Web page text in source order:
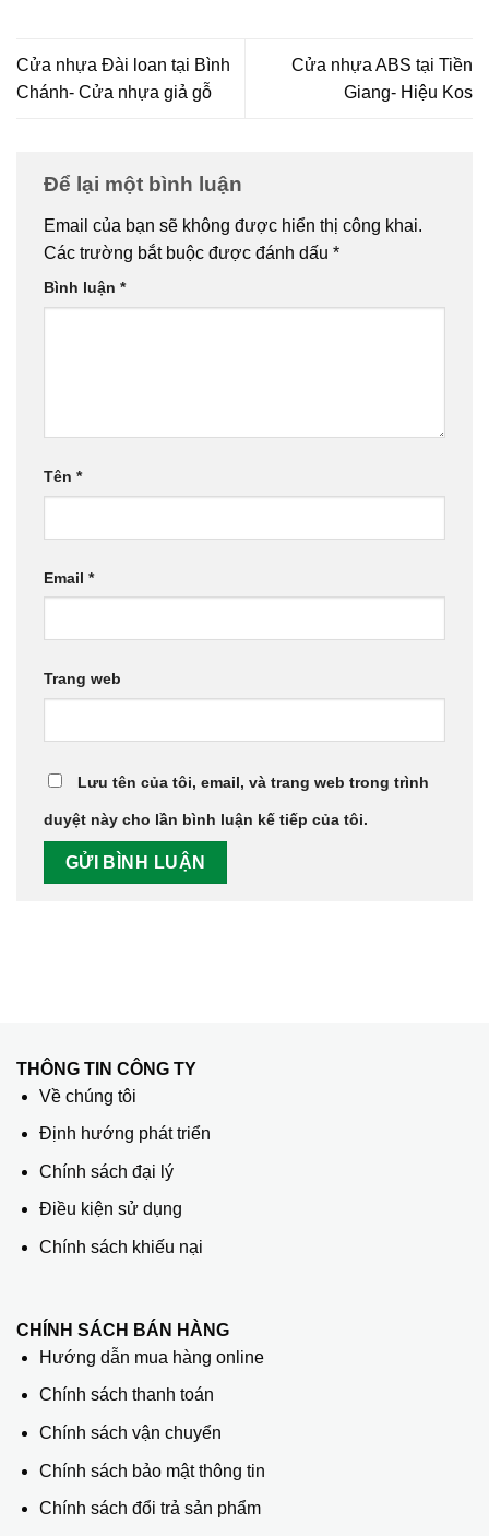
Cửa nhựa Đài loan tại Bình
Chánh- Cửa nhựa giả gỗ
Cửa nhựa ABS tại Tiền
Giang- Hiệu Kos
Để lại một bình luận
Email của bạn sẽ không được hiển thị công khai.
Các trường bắt buộc được đánh dấu *
Bình luận *
Tên *
Email *
Trang web
Lưu tên của tôi, email, và trang web trong trình
duyệt này cho lần bình luận kế tiếp của tôi.
THÔNG TIN CÔNG TY
Về chúng tôi
Định hướng phát triển
Chính sách đại lý
Điều kiện sử dụng
Chính sách khiếu nại
CHÍNH SÁCH BÁN HÀNG
Hướng dẫn mua hàng online
Chính sách thanh toán
Chính sách vận chuyển
Chính sách bảo mật thông tin
Chính sách đổi trả sản phẩm